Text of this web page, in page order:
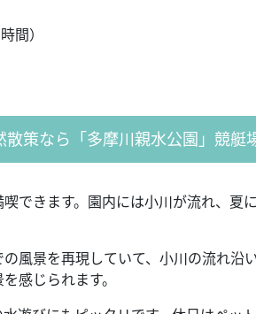
間）
散策なら「多摩川親水公園」競艇
できます。園内には小川が流れ、夏
風景を再現していて、小川の流れ沿
感じられます。